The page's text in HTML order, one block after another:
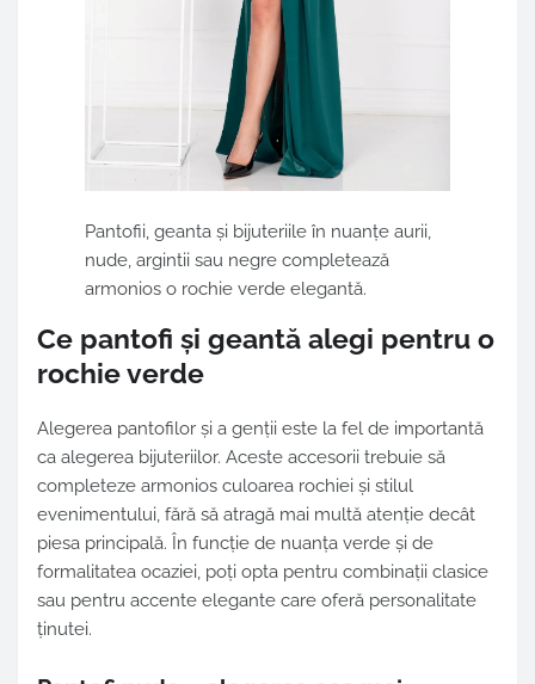
Pantofii, geanta și bijuteriile în nuanțe aurii,
nude, argintii sau negre completează
armonios o rochie verde elegantă.
Ce pantofi și geantă alegi pentru o
rochie verde
Alegerea pantofilor și a genții este la fel de importantă
ca alegerea bijuteriilor. Aceste accesorii trebuie să
completeze armonios culoarea rochiei și stilul
evenimentului, fără să atragă mai multă atenție decât
piesa principală. În funcție de nuanța verde și de
formalitatea ocaziei, poți opta pentru combinații clasice
sau pentru accente elegante care oferă personalitate
ținutei.